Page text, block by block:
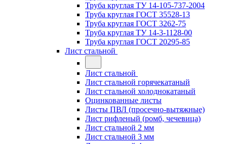
Труба круглая ТУ 14-105-737-2004
Труба круглая ГОСТ 35528-13
Труба круглая ГОСТ 3262-75
Труба круглая ТУ 14-3-1128-00
Труба круглая ГОСТ 20295-85
Лист стальной
Лист стальной
Лист стальной горячекатаный
Лист стальной холоднокатаный
Оцинкованные листы
Листы ПВЛ (просечно-вытяжные)
Лист рифленый (ромб, чечевица)
Лист стальной 2 мм
Лист стальной 3 мм